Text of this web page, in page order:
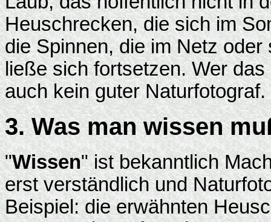
Heuschrecken, die sich im
die Spinnen, die im Netz
ließe sich fortsetzen. Wer
auch kein guter Naturfotograf.
3. Was man wissen
"Wissen" ist bekanntlich
erst verständlich und
Beispiel: die erwähnten